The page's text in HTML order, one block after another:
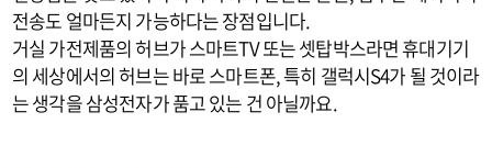
전송도 얼마든지 가능하다는 장점입니다.
거실 가전제품의 허브가 스마트TV 또는 셋탑박스라면 휴대기기
의 세상에서의 허브는 바로 스마트폰, 특히 갤럭시S4가 될 것이라
는 생각을 삼성전자가 품고 있는 건 아닐까요.